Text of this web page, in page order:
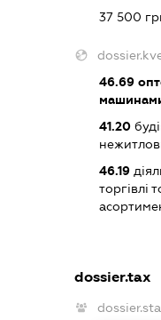
37 500
46.69
41.20
46.19
торгівлі
dossier.tax